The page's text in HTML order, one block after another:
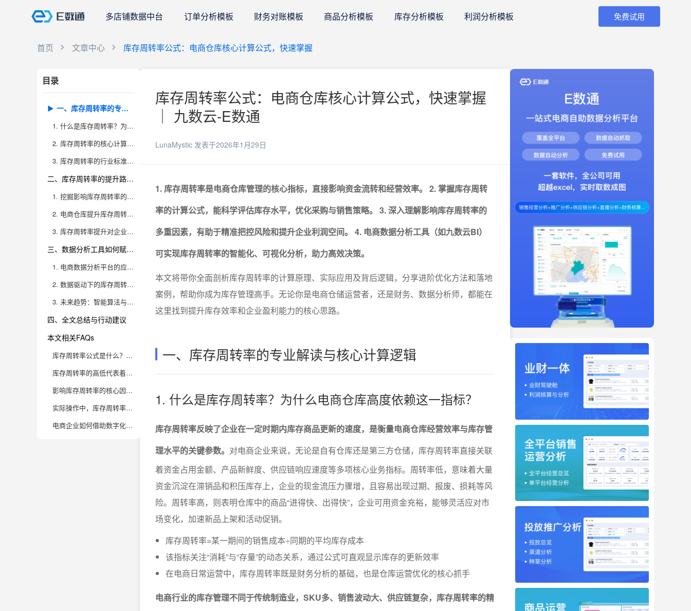
多店铺数据中台 订单分析模板 财务对账模板 商品分析模板 库存分析模板 利润分析模板 免费试用
首页 文章中心 库存周转率公式：电商仓库核心计算公式，快速掌握
目录
一、库存周转率的专业解读与核心计算逻辑
1. 什么是库存周转率？为什么电商仓库高度依赖这一指标？
2. 库存周转率的核心计算公式与关键数据口径
3. 库存周转率的行业标准与合理区间
二、库存周转率的提升路径与优化策略
1. 挖掘影响库存周转率的关键要素
2. 电商仓库提升库存周转率的实操方法
3. 库存周转率提升对企业经营的正向价值
三、数据分析工具如何赋能库存周转率管理
1. 电商数据分析平台的应用价值
2. 数据驱动下的库存周转率优化案例分析
3. 未来趋势：智能算法与库存周转率的深度融合
四、全文总结与行动建议
本文相关FAQs
库存周转率公式是什么？为什么它对电商仓库尤为重要？
库存周转率的高低代表着什么？电商仓库如何判断理想的周转率？
影响库存周转率的核心因素有哪些？电商企业如何提升周转效率？
实际操作中，库存周转率分析存在哪些常见误区？电商仓库应该如何规避？
电商企业如何借助数字化工具和BI系统深度优化库存周转管理？
库存周转率公式：电商仓库核心计算公式，快速掌握
｜ 九数云-E数通
LunaMystic 发表于2026年1月29日
1. 库存周转率是电商仓库管理的核心指标，直接影响资金流转和经营效率。
2. 掌握库存周转
率的计算公式，能科学评估库存水平，优化采购与销售策略。
3. 深入理解影响库存周转率的
多重因素，有助于精准把控风险和提升企业利润空间。
4. 电商数据分析工具（如九数云BI）
可实现库存周转率的智能化、可视化分析，助力高效决策。
本文将带你全面剖析库存周转率的计算原理、实际应用及背后逻辑，分享进阶优化方法和落地
案例，帮助你成为库存管理高手。无论你是电商仓储运营者，还是财务、数据分析师，都能在
这里找到提升库存效率和企业盈利能力的核心思路。
一、库存周转率的专业解读与核心计算逻辑
1. 什么是库存周转率？为什么电商仓库高度依赖这一指标？
库存周转率反映了企业在一定时期内库存商品更新的速度，是衡量电商仓库经营效率与库存管
理水平的关键参数。 对电商企业来说，无论是自有仓库还是第三方仓储，库存周转率直接关联
着资金占用金额、产品新鲜度、供应链响应速度等多项核心业务指标。周转率低，意味着大量
资金沉淀在滞销品和积压库存上，企业的现金流压力骤增，且容易出现过期、报废、损耗等风
险。周转率高，则表明仓库中的商品“进得快、出得快”，企业可用资金充裕，能够灵活应对市
场变化，加速新品上架和活动促销。
库存周转率=某一期间的销售成本÷同期的平均库存成本
该指标关注“消耗”与“存量”的动态关系，通过公式可直观显示库存的更新效率
在电商日常运营中，库存周转率既是财务分析的基础，也是仓库运营优化的核心抓手
电商行业的库存管理不同于传统制造业，SKU多、销售波动大、供应链复杂，库存周转率的精